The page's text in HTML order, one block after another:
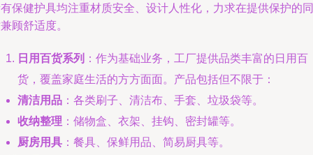
保健护具均注重材质安全、设计人性化，力求在提供保护的同
顾舒适度。
日用百货系列 ：作为基础业务，工厂提供品类丰富的日用百
货，覆盖家庭生活的方方面面。产品包括但不限于：
清洁用品 ：各类刷子、清洁布、手套、垃圾袋等。
收纳整理 ：储物盒、衣架、挂钩、密封罐等。
厨房用具 ：餐具、保鲜用品、简易厨具等。